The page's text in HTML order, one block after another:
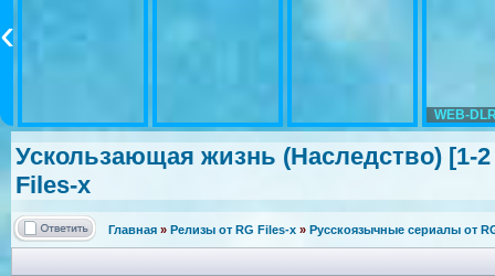
WEB-
Ускользающая жизнь (Наследство) [1-
Files-x
Главная » Релизы от RG Files-x » Русскоязычные сериалы от